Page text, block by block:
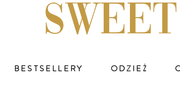
BESTSELLERY ODZIEŻ